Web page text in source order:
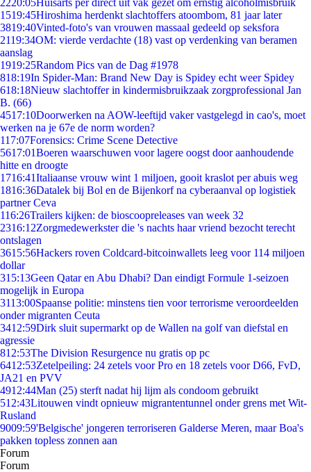
2220:05Huisarts per direct uit vak gezet om ernstig alcoholmisbruik
1519:45Hiroshima herdenkt slachtoffers atoombom, 81 jaar later
3819:40Vinted-foto's van vrouwen massaal gedeeld op seksfora
2119:34OM: vierde verdachte (18) vast op verdenking van beramen
aanslag
1919:25Random Pics van de Dag #1978
818:19In Spider-Man: Brand New Day is Spidey echt weer Spidey
618:18Nieuw slachtoffer in kindermisbruikzaak zorgprofessional Jan
B. (66)
4517:10Doorwerken na AOW-leeftijd vaker vastgelegd in cao's, moet
werken na je 67e de norm worden?
117:07Forensics: Crime Scene Detective
5617:01Boeren waarschuwen voor lagere oogst door aanhoudende
hitte en droogte
1716:41Italiaanse vrouw wint 1 miljoen, gooit kraslot per abuis weg
1816:36Datalek bij Bol en de Bijenkorf na cyberaanval op logistiek
partner Ceva
116:26Trailers kijken: de bioscoopreleases van week 32
2316:12Zorgmedewerkster die 's nachts haar vriend bezocht terecht
ontslagen
3615:56Hackers roven Coldcard-bitcoinwallets leeg voor 114 miljoen
dollar
315:13Geen Qatar en Abu Dhabi? Dan eindigt Formule 1-seizoen
mogelijk in Europa
3113:00Spaanse politie: minstens tien voor terrorisme veroordeelden
onder migranten Ceuta
3412:59Dirk sluit supermarkt op de Wallen na golf van diefstal en
agressie
812:53The Division Resurgence nu gratis op pc
6412:53Zetelpeiling: 24 zetels voor Pro en 18 zetels voor D66, FvD,
JA21 en PVV
4912:44Man (25) sterft nadat hij lijm als condoom gebruikt
512:43Litouwen vindt opnieuw migrantentunnel onder grens met Wit-
Rusland
9009:59'Belgische' jongeren terroriseren Galderse Meren, maar Boa's
pakken topless zonnen aan
Forum
Forum